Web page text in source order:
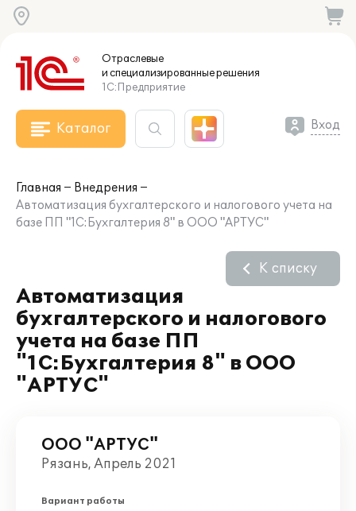
Отраслевые
и специализированныерешения
1С:Предприятие
Каталог Вход
Главная
Внедрения
Автоматизация бухгалтерского и налогового учета на
базе ПП "1С:Бухгалтерия 8" в ООО "АРТУС"
Автоматизация
бухгалтерского и налогового
учета на базе ПП
"1С:Бухгалтерия 8" в ООО
"АРТУС"
К списку
ООО "АРТУС"
Рязань, Апрель 2021
Вариант работы